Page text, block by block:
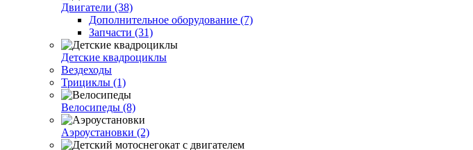
Двигатели (38)
Дополнительное оборудование (7)
Запчасти (31)
Детские квадроциклы
Вездеходы
Трициклы (1)
Велосипеды (8)
Аэроустановки (2)